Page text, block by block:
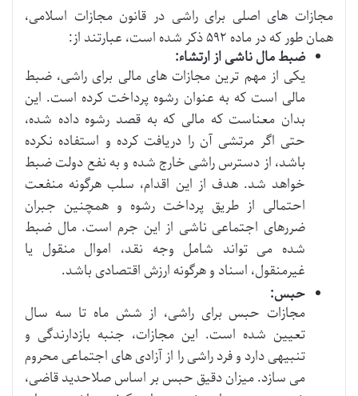
مجازات های اصلی برای راشی در قانون مجازات اسلامی،
همان طور که در ماده ۵۹۲ ذکر شده است، عبارتند از:
ضبط مال ناشی از ارتشاء:
یکی از مهم ترین مجازات های مالی برای راشی، ضبط
مالی است که به عنوان رشوه پرداخت کرده است. این
بدان معناست که مالی که به قصد رشوه داده شده،
حتی اگر مرتشی آن را دریافت کرده و استفاده نکرده
باشد، از دسترس راشی خارج شده و به نفع دولت ضبط
خواهد شد. هدف از این اقدام، سلب هرگونه منفعت
احتمالی از طریق پرداخت رشوه و همچنین جبران
ضررهای اجتماعی ناشی از این جرم است. مال ضبط
شده می تواند شامل وجه نقد، اموال منقول یا
غیرمنقول، اسناد و هرگونه ارزش اقتصادی باشد.
حبس:
مجازات حبس برای راشی، از شش ماه تا سه سال
تعیین شده است. این مجازات، جنبه بازدارندگی و
تنبیهی دارد و فرد راشی را از آزادی های اجتماعی محروم
می سازد. میزان دقیق حبس بر اساس صلاحدید قاضی،